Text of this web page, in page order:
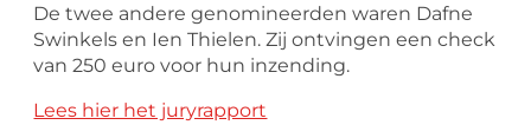
De twee andere genomineerden waren Dafne
Swinkels en Ien Thielen. Zij ontvingen een check
van 250 euro voor hun inzending.
Lees hier het juryrapport